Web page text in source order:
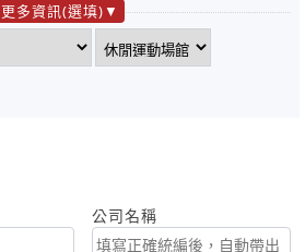
更多資訊(選填)
公司名稱